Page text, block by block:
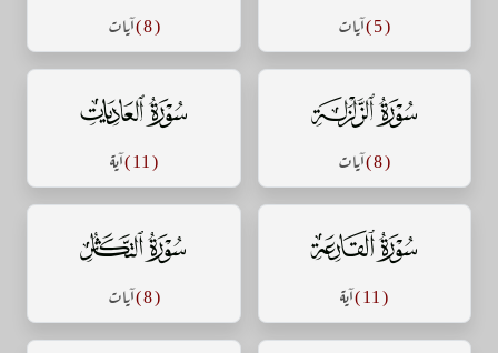
( 5 ) آيات ( 8 ) آيات
سورة الزلزلة
( 8 ) آيات
سورة العاديات
( 11 ) آية
سورة القارعة
( 11 ) آية
سورة التكاثر
( 8 ) آيات